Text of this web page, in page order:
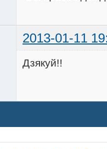
2013-01-11
Дзякуй!!